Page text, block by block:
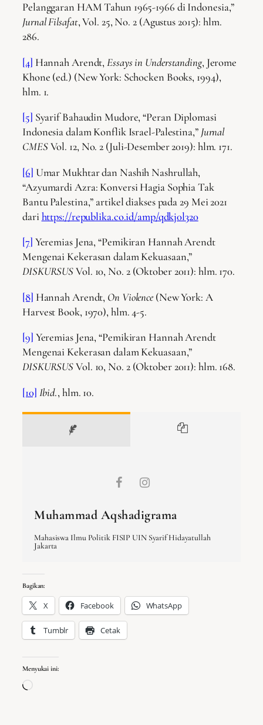
Pelanggaran HAM Tahun 1965-1966 di Indonesia,”
Jurnal Filsafat, Vol. 25, No. 2 (Agustus 2015): hlm.
286.
[4] Hannah Arendt,Essays in Understanding, Jerome
Khone (ed.) (New York: Schocken Books, 1994),
hlm. 1.
[5] Syarif Bahaudin Mudore, “Peran Diplomasi
Indonesia dalam Konflik Israel-Palestina,” Jurnal
CMESVol. 12, No. 2 (Juli-Desember 2019): hlm. 171.
[6] Umar Mukhtar dan Nashih Nashrullah,
“Azyumardi Azra: Konversi Hagia Sophia Tak
Bantu Palestina,” artikel diakses pada 29 Mei 2021
dari https://republika.co.id/amp/qdkj0l320
[7] Yeremias Jena, “Pemikiran Hannah Arendt
Mengenai Kekerasan dalam Kekuasaan,”
DISKURSUSVol. 10, No. 2 (Oktober 2011): hlm. 170.
[8] Hannah Arendt, On Violence(New York: A
Harvest Book, 1970), hlm. 4-5.
[9] Yeremias Jena, “Pemikiran Hannah Arendt
Mengenai Kekerasan dalam Kekuasaan,”
DISKURSUSVol. 10, No. 2 (Oktober 2011): hlm. 168.
[10] Ibid., hlm. 10.
Muhammad Aqshadigrama
Mahasiswa Ilmu Politik FISIP UIN Syarif Hidayatullah
Jakarta
Bagikan:
X Facebook WhatsApp
Tumblr Cetak
Menyukai ini:
Memuat…